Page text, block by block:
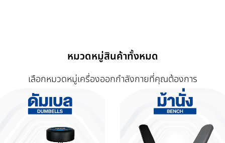
หมวดหมู่สินค้าทั้งหมด
เลือกหมวดหมู่เครื่องออกกำลังกายที่คุณต้องการ